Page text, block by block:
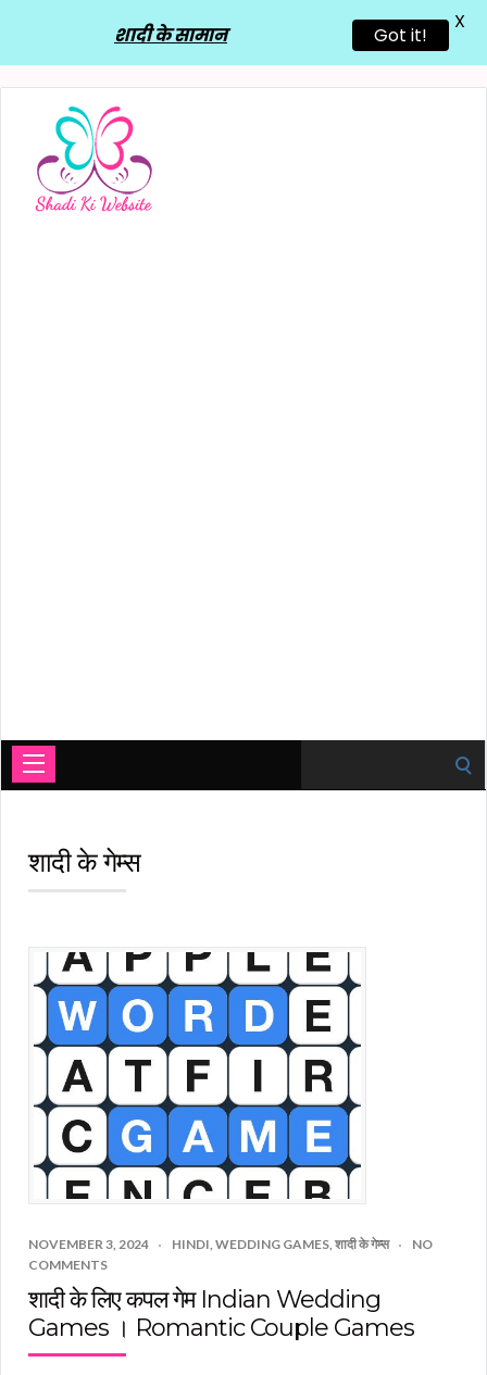
शादी के गेम्स
NOVEMBER 3, 2024 HINDI, WEDDING GAMES, शादी के गेम्स
NO
COMMENTS
शादी के लिए कपल गेम Indian Wedding
Games । Romantic Couple Games
शादी के सामान Got it!
X